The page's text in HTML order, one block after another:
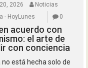
2026
Noticias
- HoyLunes
0
acuerdo con
el arte de
con conciencia
no está hecha solo de